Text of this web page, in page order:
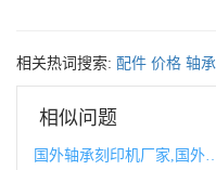
相关热词搜索: 配件 价格 轴承
相似问题